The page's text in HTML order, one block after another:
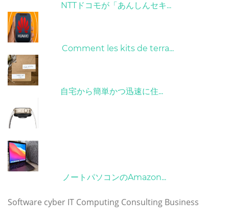
NTTドコモが「あんしんセキ...
Comment les kits de terra...
自宅から簡単かつ迅速に住...
ノートパソコンのAmazon...
Software cyber IT Computing Consulting Business